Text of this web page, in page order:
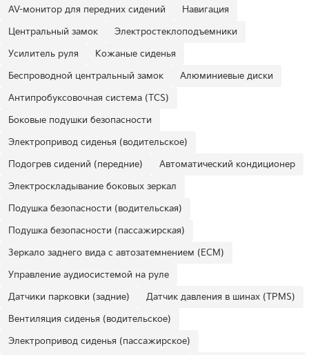
AV-монитор для передних сидений
Навигация
Центральный замок
Электростеклоподъемники
Усилитель руля
Кожаные сиденья
Беспроводной центральный замок
Алюминиевые диски
Антипробуксовочная система (TCS)
Боковые подушки безопасности
Электропривод сиденья (водительское)
Подогрев сидений (передние)
Автоматический кондиционер
Электроскладывание боковых зеркал
Подушка безопасности (водительская)
Подушка безопасности (пассажирская)
Зеркало заднего вида с автозатемнением (ECM)
Управление аудиосистемой на руле
Датчики парковки (задние)
Датчик давления в шинах (TPMS)
Вентиляция сиденья (водительское)
Электропривод сиденья (пассажирское)